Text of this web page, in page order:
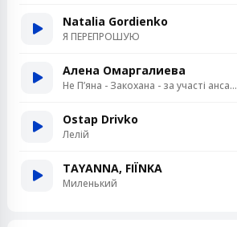
Natalia Gordienko
Я ПЕРЕПРОШУЮ
Алена Омаргалиева
Не Пʼяна - Закохана - за участі ансамблю «Кралиця»
Ostap Drivko
Лелій
TAYANNA, FIЇNKA
Миленький